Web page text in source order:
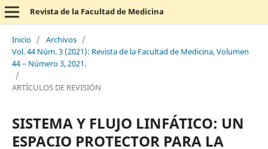
Revista de la Facultad de Medicina
Inicio / Archivos /
Vol. 44 Núm. 3 (2021): Revista de la Facultad de Medicina, Volumen
44 – Número 3, 2021.
/
ARTÍCULOS DE REVISIÓN
SISTEMA Y FLUJO LINFÁTICO: UN
ESPACIO PROTECTOR PARA LA